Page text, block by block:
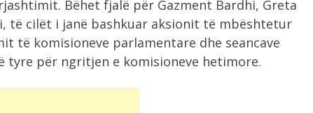
Bëhet fjalë për Gazment Bardhi, Greta
të cilët i janë bashkuar aksionit të mbështetur
të komisioneve parlamentare dhe seancave
tyre për ngritjen e komisioneve hetimore.
Situatë e vështirë nga zjarri në
Mallakastër,...